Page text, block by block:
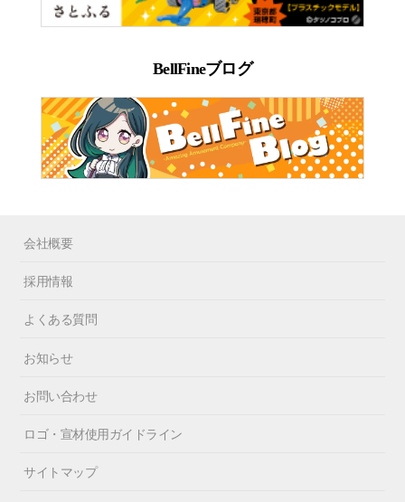
BellFineブログ
会社概要
採用情報
よくある質問
お知らせ
お問い合わせ
ロゴ・宣材使用ガイドライン
サイトマップ